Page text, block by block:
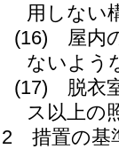
用しない
(16)
屋内
ないよう
(17)
脱衣
ス以上の
2
措置の基